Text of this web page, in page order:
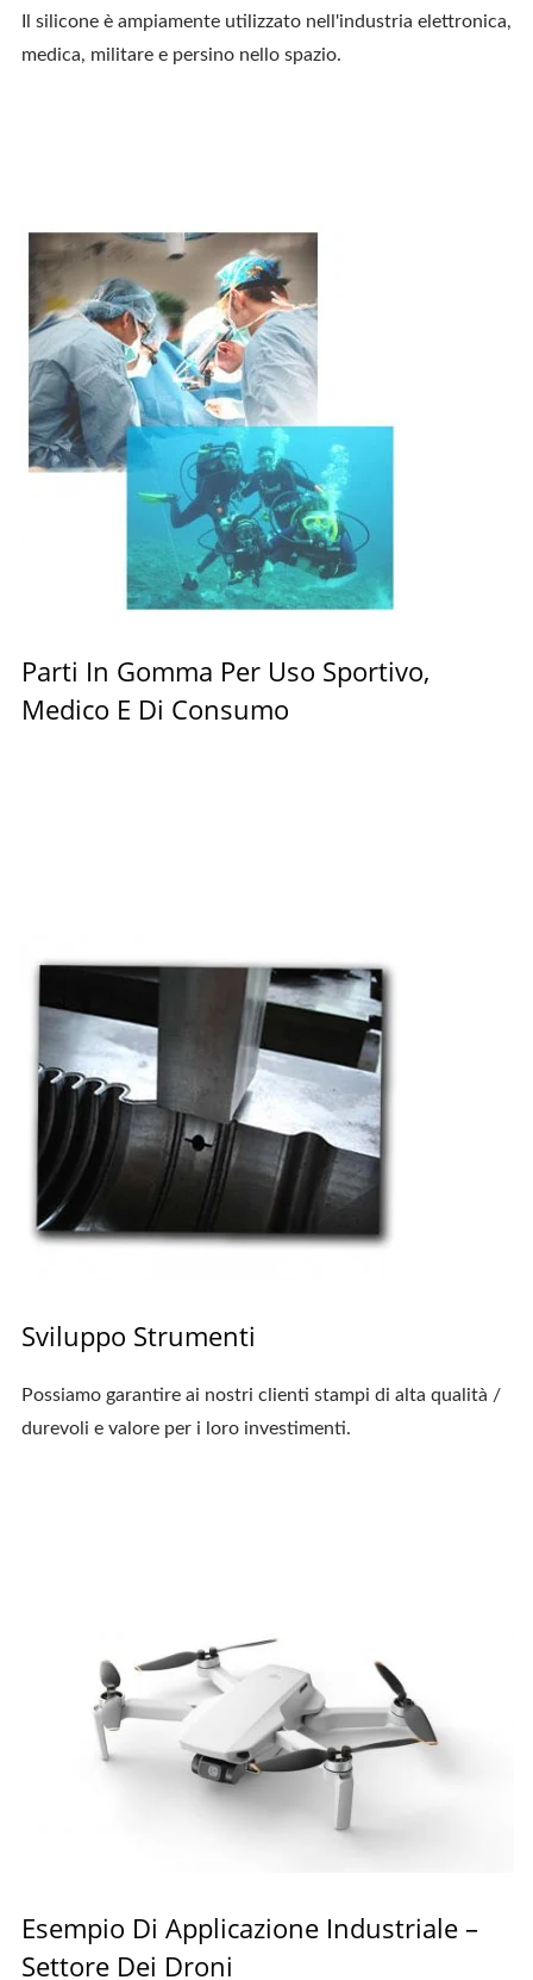
Il silicone è ampiamente utilizzato nell'industria elettronica,
medica, militare e persino nello spazio.
Parti In Gomma Per Uso Sportivo,
Medico E Di Consumo
Sviluppo Strumenti
Possiamo garantire ai nostri clienti stampi di alta qualità /
durevoli e valore per i loro investimenti.
Esempio Di Applicazione Industriale –
Settore Dei Droni